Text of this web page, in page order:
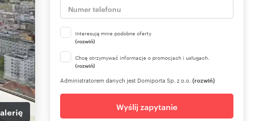
Interesują mnie podobne oferty
(rozwiń)
Chcę otrzymywać informacje o promocjach i usługach.
(rozwiń)
Administratorem danych jest Domiporta Sp. z o.o. (rozwiń)
Wyślij zapytanie